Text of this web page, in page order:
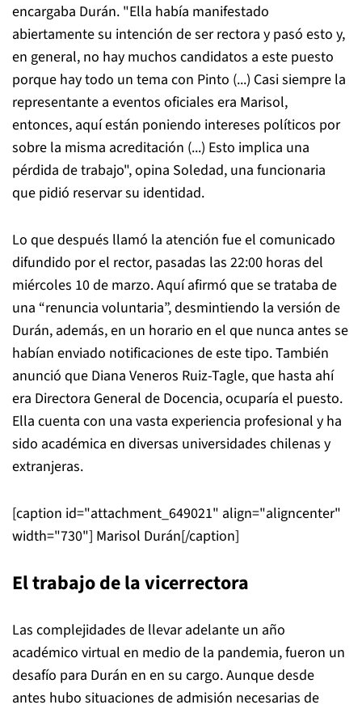
encargaba Durán. "Ella había manifestado
abiertamente su intención de ser rectora y pasó esto y,
en general, no hay muchos candidatos a este puesto
porque hay todo un tema con Pinto (...) Casi siempre la
representante a eventos oficiales era Marisol,
entonces, aquí están poniendo intereses políticos por
sobre la misma acreditación (...) Esto implica una
pérdida de trabajo", opina Soledad, una funcionaria
que pidió reservar su identidad.
Lo que después llamó la atención fue el comunicado
difundido por el rector, pasadas las 22:00 horas del
miércoles 10 de marzo. Aquí afirmó que se trataba de
una “renuncia voluntaria”, desmintiendo la versión de
Durán, además, en un horario en el que nunca antes se
habían enviado notificaciones de este tipo. También
anunció que Diana Veneros Ruiz-Tagle, que hasta ahí
era Directora General de Docencia, ocuparía el puesto.
Ella cuenta con una vasta experiencia profesional y ha
sido académica en diversas universidades chilenas y
extranjeras.
[caption id="attachment_649021" align="aligncenter"
width="730"] Marisol Durán[/caption]
El trabajo de la vicerrectora
Las complejidades de llevar adelante un año
académico virtual en medio de la pandemia, fueron un
desafío para Durán en en su cargo. Aunque desde
antes hubo situaciones de admisión necesarias de